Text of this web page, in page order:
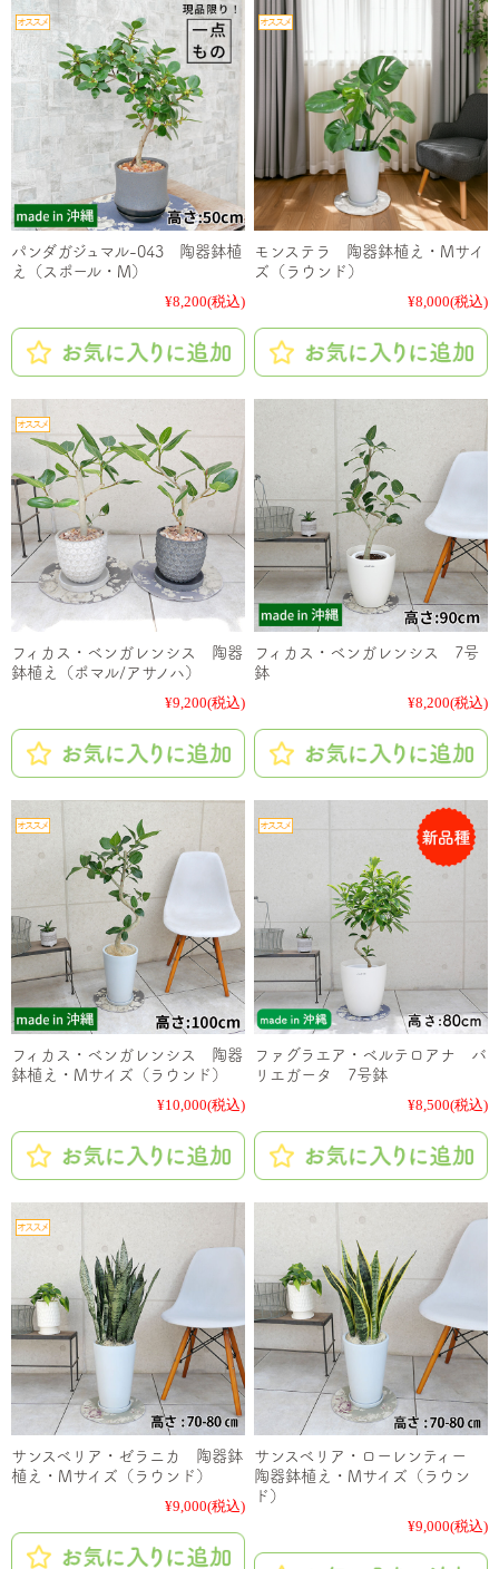
パンダガジュマル-043 陶器鉢植
え（スポール・M）
¥8,200(税込)
モンステラ 陶器鉢植え・Mサイ
ズ（ラウンド）
¥8,000(税込)
フィカス・ベンガレンシス 陶器
鉢植え（ポマル/アサノハ）
¥9,200(税込)
フィカス・ベンガレンシス 7号
鉢
¥8,200(税込)
フィカス・ベンガレンシス 陶器
鉢植え・Mサイズ（ラウンド）
¥10,000(税込)
ファグラエア・ベルテロアナ バ
リエガータ 7号鉢
¥8,500(税込)
サンスベリア・ゼラニカ 陶器鉢
植え・Mサイズ（ラウンド）
¥9,000(税込)
サンスベリア・ローレンティー
陶器鉢植え・Mサイズ（ラウン
ド）
¥9,000(税込)